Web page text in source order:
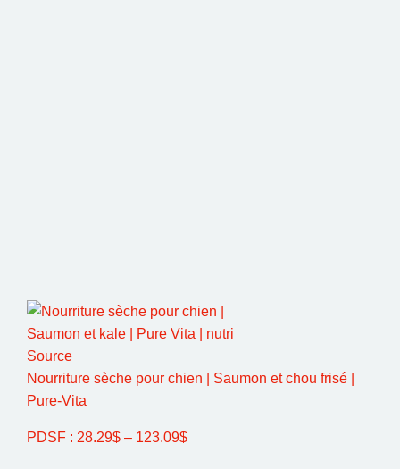
Nourriture sèche pour chien | Saumon et chou frisé |
Pure-Vita
PDSF : 28.29$ – 123.09$